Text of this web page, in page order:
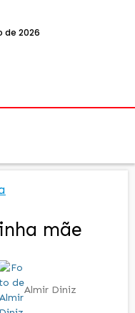
de 2026
mãe
Almir Diniz